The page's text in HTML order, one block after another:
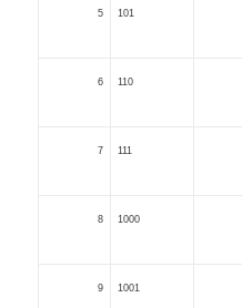
5 101
6 110
7 111
8 1000
9 1001